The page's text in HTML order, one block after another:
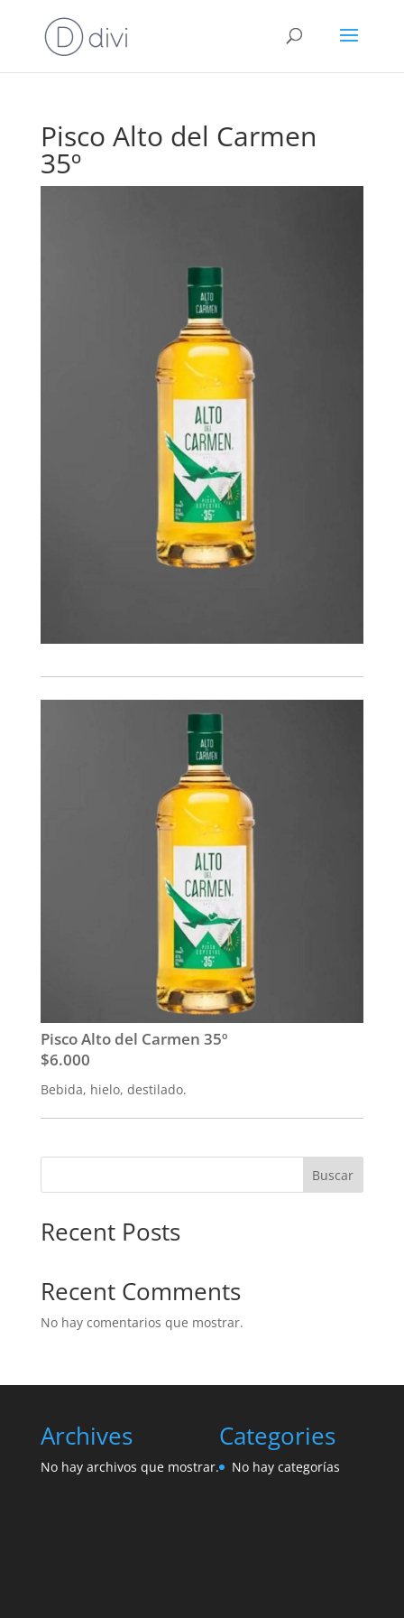
Pisco Alto del Carmen
35º
Pisco Alto del Carmen 35º
$6.000
Bebida, hielo, destilado.
Buscar
Recent Posts
Recent Comments
No hay comentarios que mostrar.
Archives
No hay archivos que mostrar.
Categories
No hay categorías